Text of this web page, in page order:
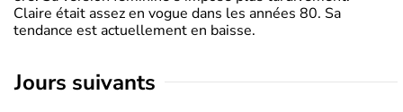
Claire était assez en vogue dans les années 80. Sa
tendance est actuellement en baisse.
jours suivants